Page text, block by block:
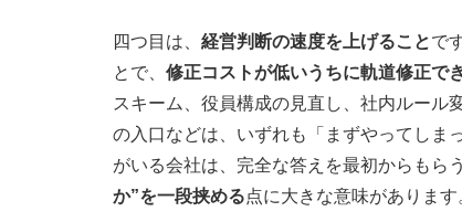
四つ目は、 経営判断の速度を上げることで
とで、 修正コストが低いうちに軌道修正で
スキーム、役員構成の見直し、社内ルール
の入口などは、いずれも「まずやってしま
がいる会社は、完全な答えを最初からもら
か”を一段挟める点に大きな意味があります